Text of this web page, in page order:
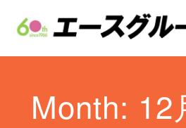
Month: 12